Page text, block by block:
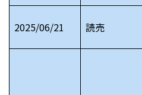
2025/06/21 読売